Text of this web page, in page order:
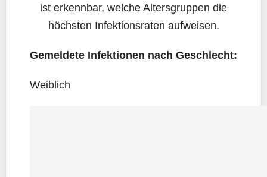
ist erkenn­bar, wel­che Alters­grup­pen die
höchs­ten Infek­ti­ons­ra­ten aufweisen.
Gemel­de­te Infek­tio­nen nach Geschlecht:
Weib­lich